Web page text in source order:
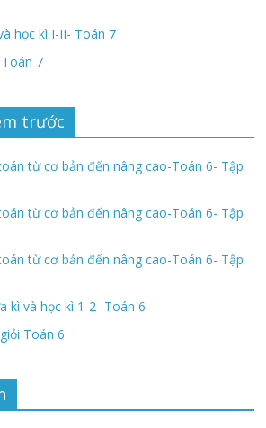
học kì I-II- Toán 7
7
trước
từ cơ bản đến nâng cao-Toán 6- Tập
từ cơ bản đến nâng cao-Toán 6- Tập
từ cơ bản đến nâng cao-Toán 6- Tập
kì và học kì 1-2- Toán 6
Toán 6